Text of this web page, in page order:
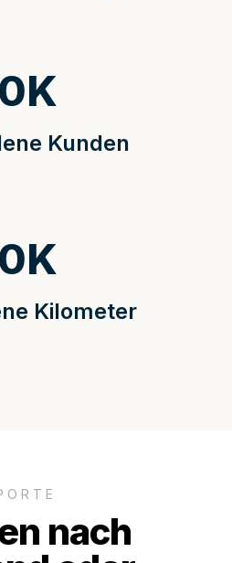
Kunden
0K
Kilometer
0K
nach